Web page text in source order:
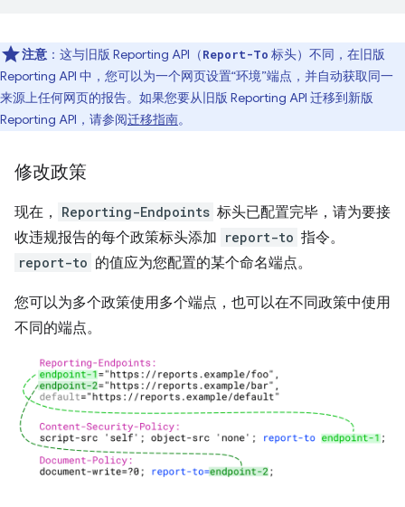
注意 ：这与旧版 Reporting API（Report-To 标头）不同，在旧版
Reporting API 中，您可以为一个网页设置“环境”端点，并自动获取同一
来源上任何网页的报告。如果您要从旧版 Reporting API 迁移到新版
Reporting API，请参阅迁移指南。
修改政策
现在， Reporting-Endpoints 标头已配置完毕，请为要接
收违规报告的每个政策标头添加 report-to 指令。
report-to 的值应为您配置的某个命名端点。
您可以为多个政策使用多个端点，也可以在不同政策中使用
不同的端点。